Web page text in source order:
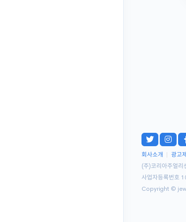
회사소개 광고
(주)코리아주얼리
사업자등록번호
Copyright ©